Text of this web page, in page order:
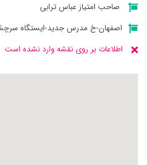
صاحب امتیاز عباس ترابی
اصفهان-خ مدرس جدید-ایستگاه
اطلاعات بر روی نقشه وارد نشده است